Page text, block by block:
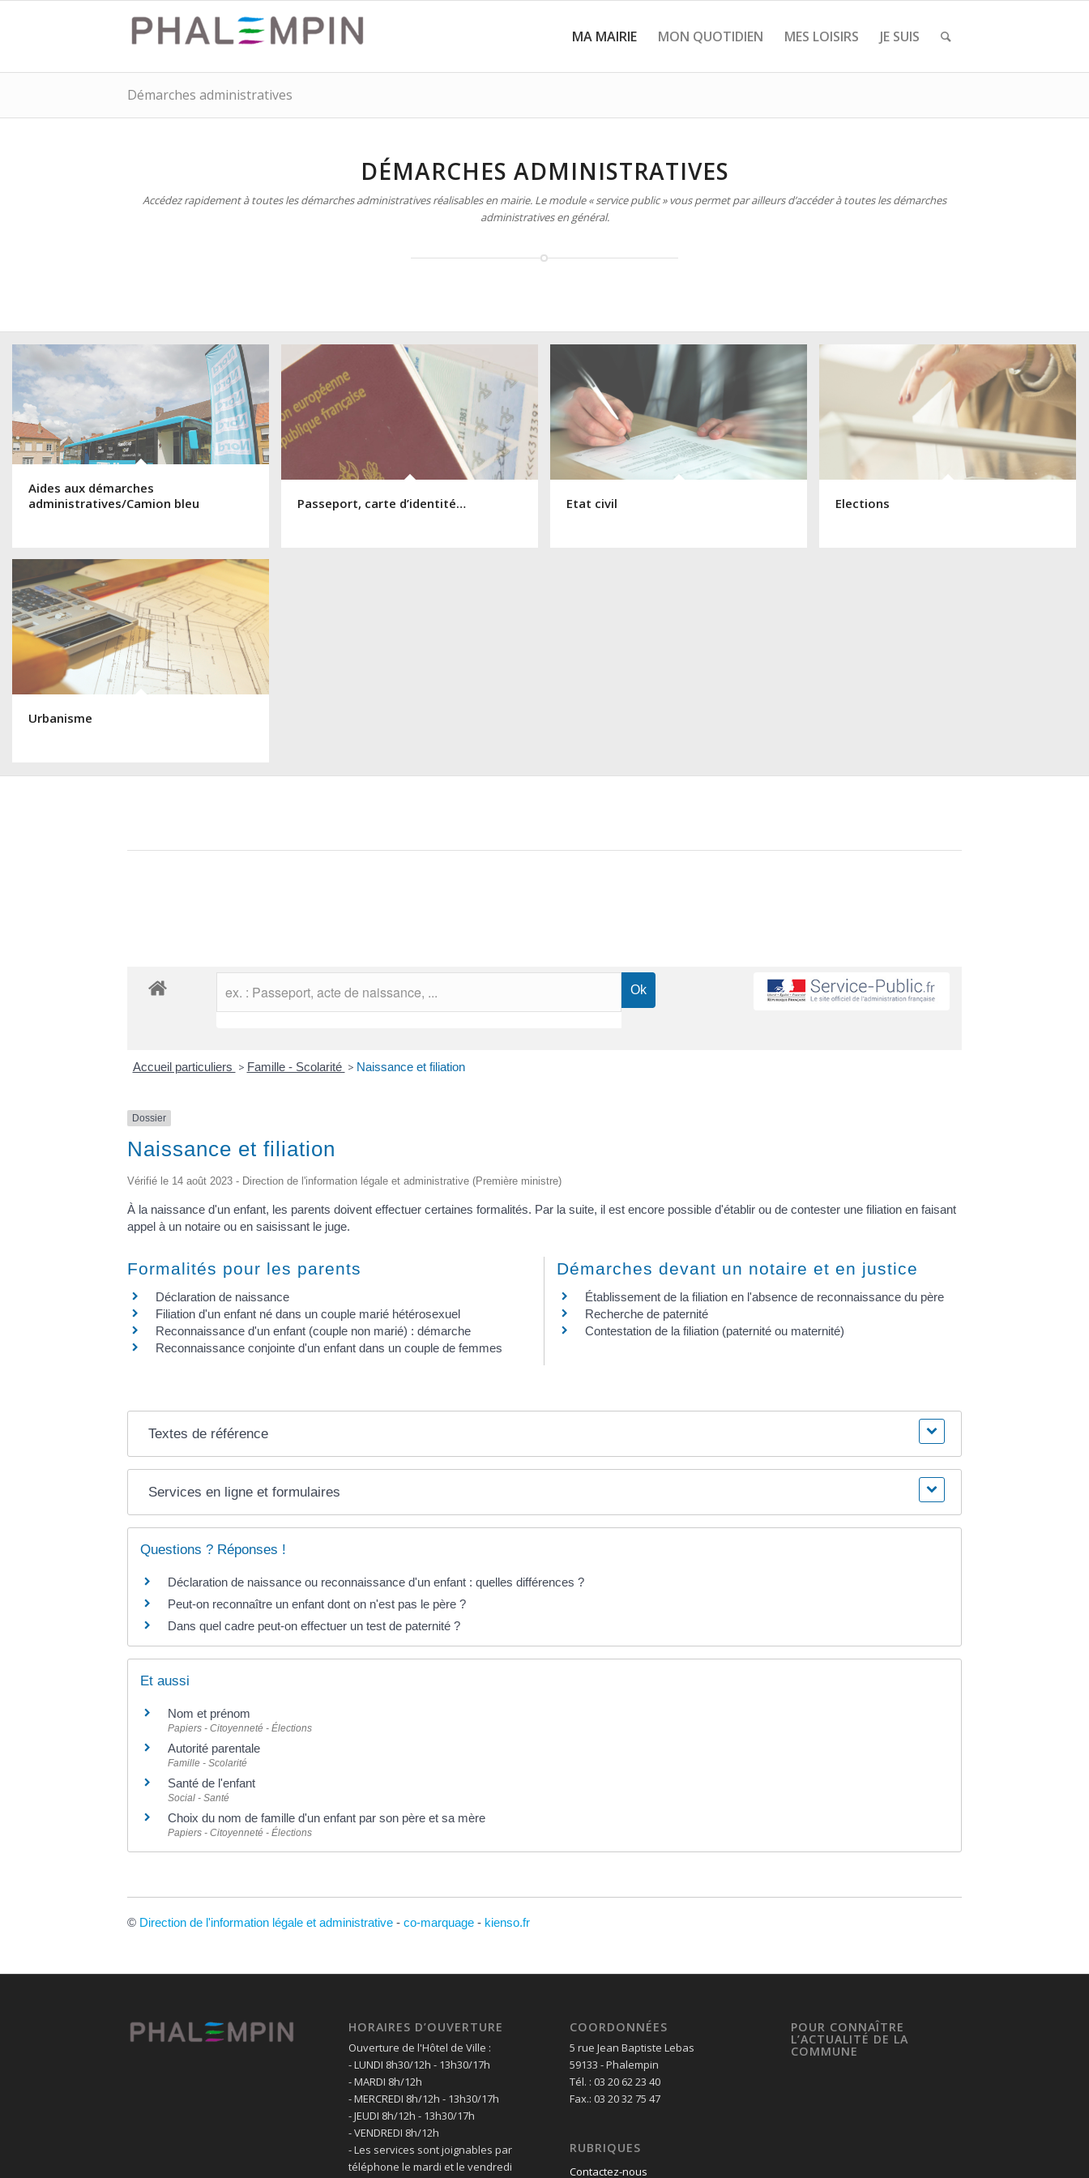
MA MAIRIE MON QUOTIDIEN MES LOISIRS JE SUIS
Démarches administratives
DÉMARCHES ADMINISTRATIVES
Accédez rapidement à toutes les démarches administratives réalisables en mairie. Le module « service public » vous permet par ailleurs d’accéder à toutes les démarches
administratives en général.
Aides aux démarches
administratives/Camion bleu
Passeport, carte d’identité… Etat civil Elections
Urbanisme
Accueil particuliers > Famille - Scolarité > Naissance et filiation
Dossier
Naissance et filiation
Vérifié le 14 août 2023 - Direction de l'information légale et administrative (Première ministre)
À la naissance d'un enfant, les parents doivent effectuer certaines formalités. Par la suite, il est encore possible d'établir ou de contester une filiation en faisant
appel à un notaire ou en saisissant le juge.
Formalités pour les parents
Déclaration de naissance
Filiation d'un enfant né dans un couple marié hétérosexuel
Reconnaissance d'un enfant (couple non marié) : démarche
Reconnaissance conjointe d'un enfant dans un couple de femmes
Démarches devant un notaire et en justice
Établissement de la filiation en l'absence de reconnaissance du père
Recherche de paternité
Contestation de la filiation (paternité ou maternité)
Textes de référence
Services en ligne et formulaires
Questions ? Réponses !
Déclaration de naissance ou reconnaissance d'un enfant : quelles différences ?
Peut-on reconnaître un enfant dont on n'est pas le père ?
Dans quel cadre peut-on effectuer un test de paternité ?
Et aussi
Nom et prénom
Papiers - Citoyenneté - Élections
Autorité parentale
Famille - Scolarité
Santé de l'enfant
Social - Santé
Choix du nom de famille d'un enfant par son père et sa mère
Papiers - Citoyenneté - Élections
© Direction de l'information légale et administrative - co-marquage - kienso.fr
HORAIRES D’OUVERTURE
Ouverture de l'Hôtel de Ville :
- LUNDI 8h30/12h - 13h30/17h
- MARDI 8h/12h
- MERCREDI 8h/12h - 13h30/17h
- JEUDI 8h/12h - 13h30/17h
- VENDREDI 8h/12h
- Les services sont joignables par
téléphone le mardi et le vendredi
COORDONNÉES
5 rue Jean Baptiste Lebas
59133 - Phalempin
Tél. : 03 20 62 23 40
Fax.: 03 20 32 75 47
RUBRIQUES
Contactez-nous
POUR CONNAÎTRE
L’ACTUALITÉ DE LA
COMMUNE